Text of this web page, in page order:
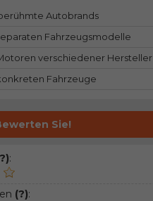
Sie!
:
(?):
Autobrands
Fahrzeugsmodelle
verschiedener Hersteller
Fahrzeuge